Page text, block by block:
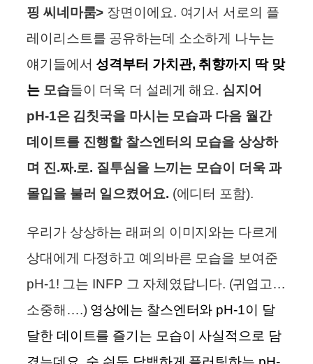
핑 씨네마룸> 장면이에요. 여기서 서로의 플
레이리스트를 공유하는데 소소하게 나누는
얘기들에서 성격부터 가치관, 취향까지 딱 맞
는 모습들이 더욱 더 설레게 해요. 심지어
pH-1은 김칫국을 마시는 모습과 다음 월간
데이트를 진행할 찰스엔터의 모습을 상상하
며 진.짜.로. 질투심을 느끼는 모습이 더욱 과
몰입을 불러 일으켰어요. (에디터 포함).
우리가 상상하는 래퍼의 이미지와는 다르게
상대에게 다정하고 예의바른 모습을 보여준
pH-1! 그는 INFP 그 자체였답니다. (귀엽고…
소중해….) 영상에는 찰스엔터와 pH-1이 달
달한 데이트를 즐기는 모습이 사실적으로 담